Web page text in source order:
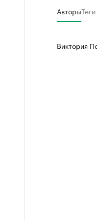
АвторыТеги
Виктория